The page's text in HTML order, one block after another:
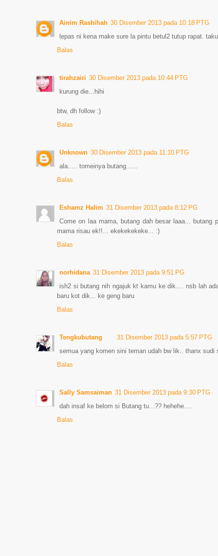
Ainim Rashihah 30 Disember 2013 pada 10:18 PTG
lepas ni kena make sure la pintu betul2 tutup rapat.
Balas
tirahzairi 30 Disember 2013 pada 10:44 PTG
kurung die...hihi
btw, dh follow :)
Balas
Unknown 30 Disember 2013 pada 11:10 PTG
ala..... tomeinya butang......
Balas
Eshamz Halim 31 Disember 2013 pada 8:12 PG
Come on laa mama, butang dah besar laaa... butang
mama risau ek!!... ekekekekeke... :)
Balas
norhidana 31 Disember 2013 pada 9:51 PG
ish2 si butang nih ngajuk kt kamu ke dik.... nsb lah
baru kot dik... ke geng baru
Balas
Tengkubutang
31 Disember 2013 pada 5:57 PTG
semua yang komen sini teman udah bw lik.. thanx sudi
Balas
Sally Samsaiman 31 Disember 2013 pada 9:30 PTG
dah insaf ke belom si Butang tu...?? hehehe....
Balas